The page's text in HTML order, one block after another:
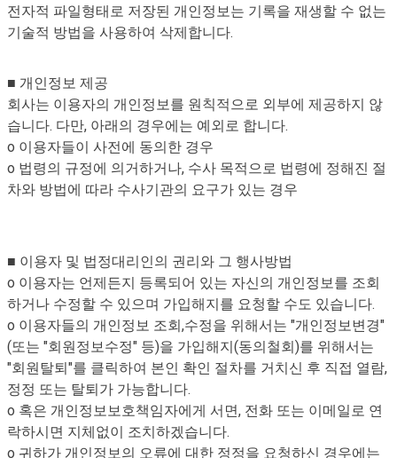
전자적 파일형태로 저장된 개인정보는 기록을 재생할 수 없는
기술적 방법을 사용하여 삭제합니다.
■ 개인정보 제공
회사는 이용자의 개인정보를 원칙적으로 외부에 제공하지 않
습니다. 다만, 아래의 경우에는 예외로 합니다.
o 이용자들이 사전에 동의한 경우
o 법령의 규정에 의거하거나, 수사 목적으로 법령에 정해진 절
차와 방법에 따라 수사기관의 요구가 있는 경우
■ 이용자 및 법정대리인의 권리와 그 행사방법
o 이용자는 언제든지 등록되어 있는 자신의 개인정보를 조회
하거나 수정할 수 있으며 가입해지를 요청할 수도 있습니다.
o 이용자들의 개인정보 조회,수정을 위해서는 "개인정보변경"
(또는 "회원정보수정" 등)을 가입해지(동의철회)를 위해서는
"회원탈퇴"를 클릭하여 본인 확인 절차를 거치신 후 직접 열람,
정정 또는 탈퇴가 가능합니다.
o 혹은 개인정보보호책임자에게 서면, 전화 또는 이메일로 연
락하시면 지체없이 조치하겠습니다.
o 귀하가 개인정보의 오류에 대한 정정을 요청하신 경우에는